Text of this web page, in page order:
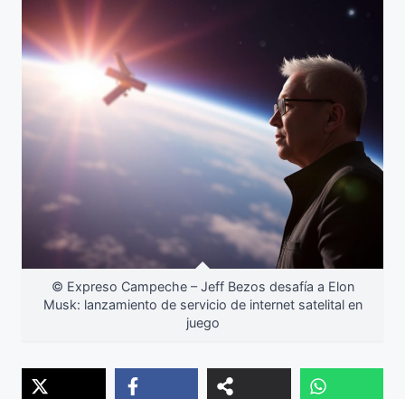
© Expreso Campeche – Jeff Bezos desafía a Elon
Musk: lanzamiento de servicio de internet satelital en
juego